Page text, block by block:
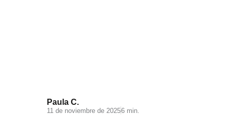
Paula C.
11 de noviembre de 20256 min.